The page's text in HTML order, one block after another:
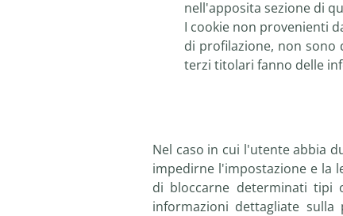
nell'apposita sezione di
I cookie non provenienti
di profilazione, non sono
terzi titolari fanno delle
Nel caso in cui l'utente abbia
impedirne l'impostazione e la
di bloccarne determinati tipi
informazioni dettagliate